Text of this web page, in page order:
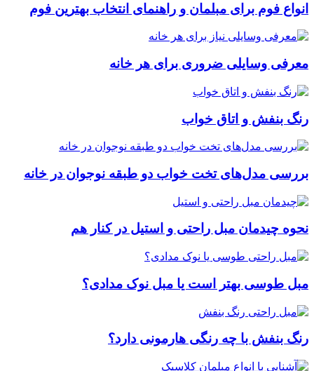
انواع فوم برای مبلمان و راهنمای انتخاب بهترین فوم
معرفی وسایلی ضروری برای هر خانه
رنگ بنفش و اتاق خواب
بررسی مدل‌های تخت خواب دو طبقه نوجوان در خانه
نحوه چیدمان مبل راحتی و استیل در کنار هم
مبل طوسی بهتر است یا مبل نوک مدادی؟
رنگ بنفش با چه رنگی هارمونی دارد؟